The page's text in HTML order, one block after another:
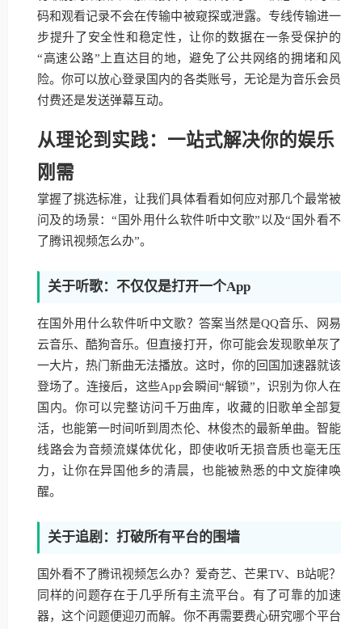
码和观看记录不会在传输中被窥探或泄露。专线传输进一
步提升了安全性和稳定性，让你的数据在一条受保护的
“高速公路”上直达目的地，避免了公共网络的拥堵和风
险。你可以放心登录国内的各类账号，无论是为音乐会员
付费还是发送弹幕互动。
从理论到实践：一站式解决你的娱乐
刚需
掌握了挑选标准，让我们具体看看如何应对那几个最常被
问及的场景：“国外用什么软件听中文歌”以及“国外看不
了腾讯视频怎么办”。
关于听歌：不仅仅是打开一个App
在国外用什么软件听中文歌？答案当然是QQ音乐、网易
云音乐、酷狗音乐。但直接打开，你可能会发现歌单灰了
一大片，热门新曲无法播放。这时，你的回国加速器就该
登场了。连接后，这些App会瞬间“解锁”，识别为你人在
国内。你可以完整访问千万曲库，收藏的旧歌单全部复
活，也能第一时间听到周杰伦、林俊杰的最新单曲。智能
线路会为音频流媒体优化，即使收听无损音质也毫无压
力，让你在异国他乡的清晨，也能被熟悉的中文旋律唤
醒。
关于追剧：打破所有平台的围墙
国外看不了腾讯视频怎么办？爱奇艺、芒果TV、B站呢？
同样的问题存在于几乎所有主流平台。有了可靠的加速
器，这个问题便迎刃而解。你不再需要费心研究哪个平台